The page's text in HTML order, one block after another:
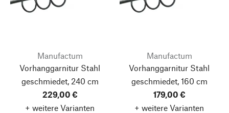
Manufactum
Vorhanggarnitur Stahl
geschmiedet, 240 cm
229,00 €
+ weitere Varianten
Manufactum
Vorhanggarnitur Stahl
geschmiedet, 160 cm
179,00 €
+ weitere Varianten